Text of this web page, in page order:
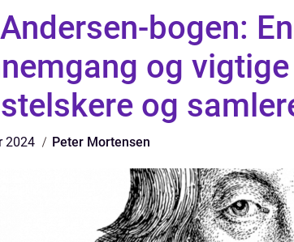
bogen:
og
og
2024 Peter Mortensen